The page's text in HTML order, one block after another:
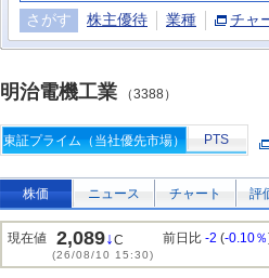
さがす 株主優待 業種 チャ
明治電機工業 （3388）
東証プライム（当社優先市場） PTS
株価 ニュース チャート 評
現在値 2,089↓C
(26/08/10 15:30)
前日比 -2 (-0.10％